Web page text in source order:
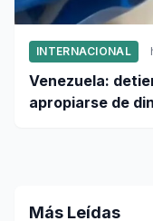
INTERNACIONAL
Venezuela:
apropiarse de
Más Leídas